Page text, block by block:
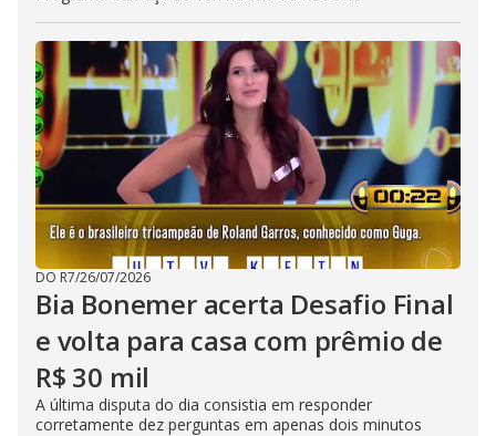
DO R7/26/07/2026
Bia Bonemer acerta Desafio Final
e volta para casa com prêmio de
R$ 30 mil
A última disputa do dia consistia em responder
corretamente dez perguntas em apenas dois minutos